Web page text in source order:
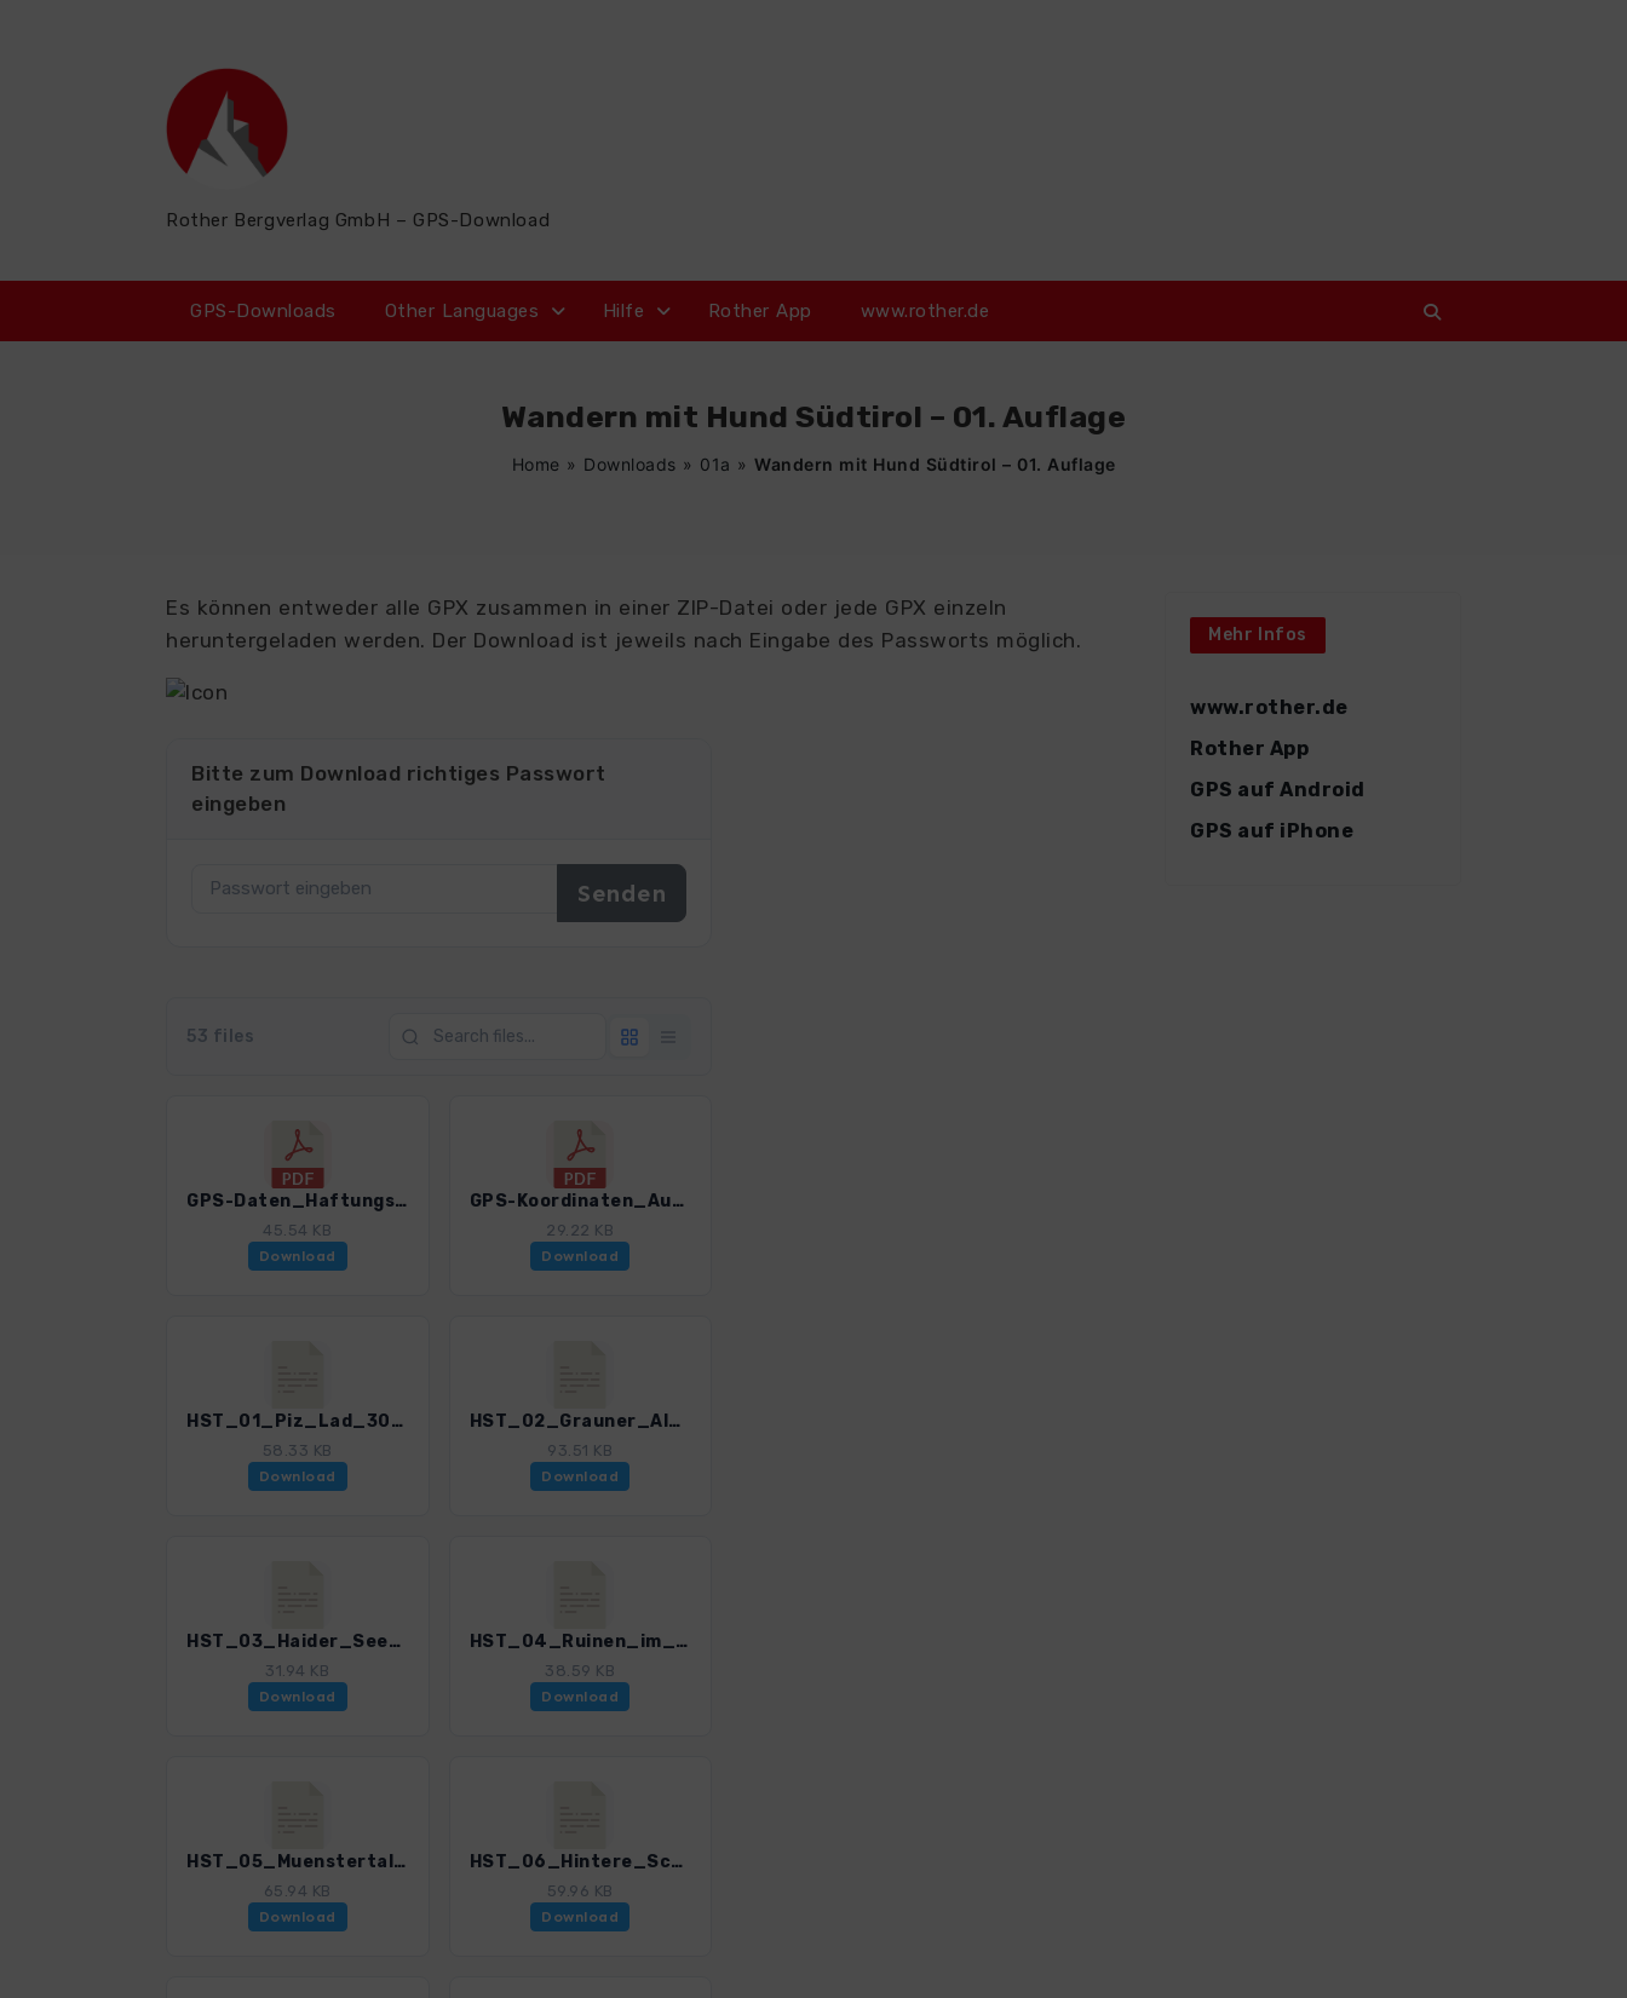
Rother Bergverlag GmbH – GPS-Download
GPS-Downloads Other Languages Hilfe Rother App www.rother.de
Wandern mit Hund Südtirol – 01. Auflage
Home » Downloads » 01a » Wandern mit Hund Südtirol – 01. Auflage
Es können entweder alle GPX zusammen in einer ZIP-Datei oder jede GPX einzeln
heruntergeladen werden. Der Download ist jeweils nach Eingabe des Passworts möglich.
Bitte zum Download richtiges Passwort
eingeben
53 files
GPS-Daten_Haftungsausschluss-Nutzungsbedingungen_WB_WandernMitHundSuedtirol_3085_1.pdf
45.54 KB
Download
GPS-Koordinaten_Ausgangspunkte_WF_WandernMitHundSuedtirol_3085_1.pdf
29.22 KB
Download
HST_01_Piz_Lad_3085_1.gpx
58.33 KB
Download
HST_02_Grauner_Alm_3085_1.gpx
93.51 KB
Download
HST_03_Haider_See_3085_1.gpx
31.94 KB
Download
HST_04_Ruinen_im_Muenstertal_3085_1.gpx
38.59 KB
Download
HST_05_Muenstertal_3085_1.gpx
65.94 KB
Download
HST_06_Hintere_Schoentaufspitze_3085_1.gpx
59.96 KB
Download
Mehr Infos
www.rother.de
Rother App
GPS auf Android
GPS auf iPhone